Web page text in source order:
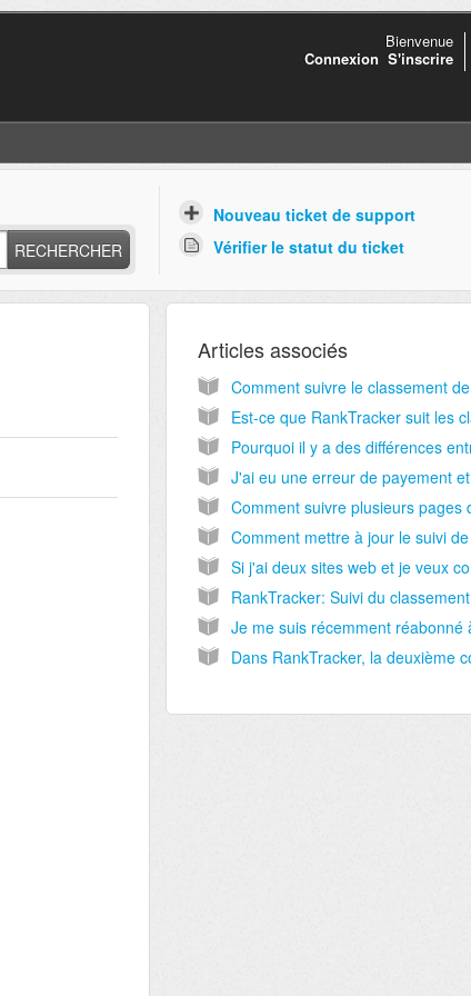
Bienvenue
Connexion S'inscrire
RECHERCHER
Nouveau ticket de support
Vérifier le statut du ticket
Articles associés
RankTracker: Suivi du classement